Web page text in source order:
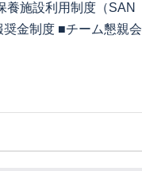
養施設利用制度（SAN
金制度 ■チーム懇親会